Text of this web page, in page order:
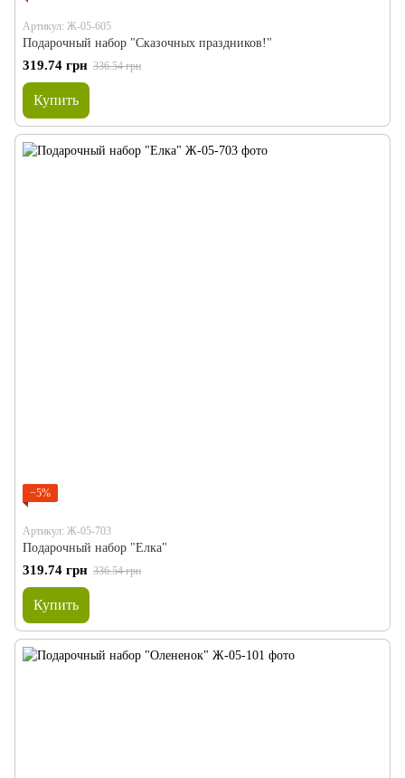
Артикул: Ж-05-605
Подарочный набор "Сказочных праздников!"
319.74 грн 336.54 грн
Купить
−5%
Артикул: Ж-05-703
Подарочный набор "Елка"
319.74 грн 336.54 грн
Купить